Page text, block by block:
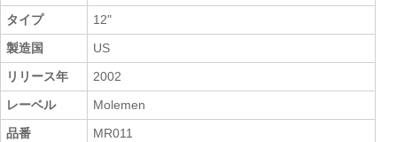
タイプ
12"
製造国
US
リリース年
2002
レーベル
Molemen
品番
MR011